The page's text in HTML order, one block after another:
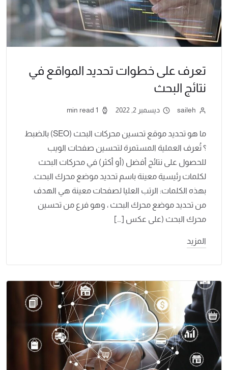
تعرف على خطوات تحديد المواقع في
نتائج البحث
saileh ديسمبر 2, 2022 1 min read
ما هو تحديد موقع تحسين محركات البحث (SEO) بالضبط
؟ تُعرف العملية المستمرة لتحسين صفحات الويب
للحصول على نتائج أفضل (أو أكثر) في محركات البحث
لكلمات رئيسية معينة باسم تحديد موضع محرك البحث.
بهذه الكلمات: الرتب العليا لصفحات معينة هي الهدف
من تحديد موضع محرك البحث ، وهو فرع من تحسين
محرك البحث (على عكس […]
المزيد